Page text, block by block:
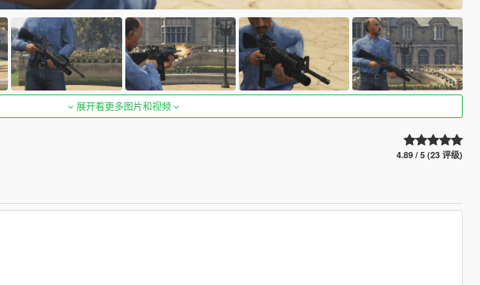
展开看更多图片和视频
4.89 / 5 (23 评级)